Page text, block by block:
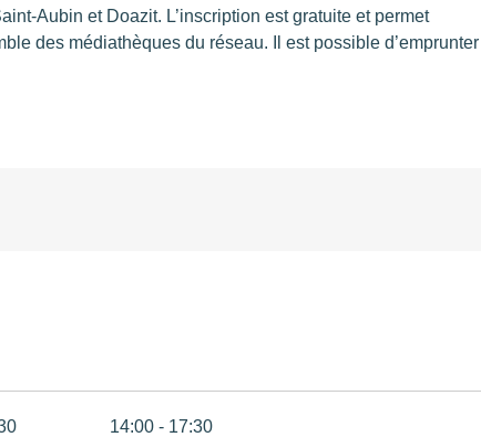
Aubin et Doazit. L’inscription est gratuite et permet
des médiathèques du réseau. Il est possible d’emprunter
14:00 - 17:30